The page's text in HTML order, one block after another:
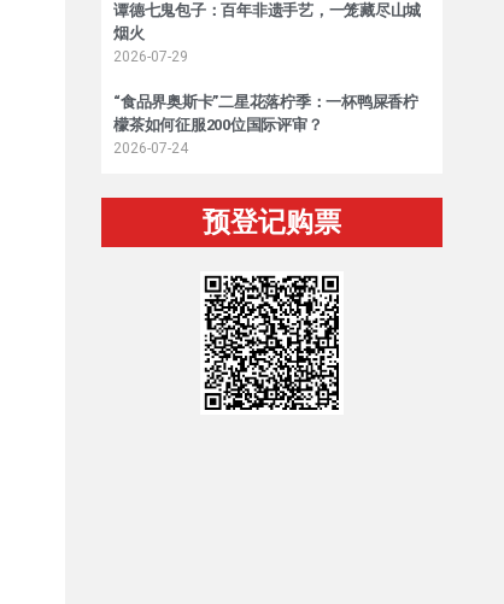
谭德七鬼包子：百年非遗手艺，一笼藏尽山城
烟火
2026-07-29
“食品界奥斯卡”二星花落柠季：一杯鸭屎香柠
檬茶如何征服200位国际评审？
2026-07-24
预登记购票